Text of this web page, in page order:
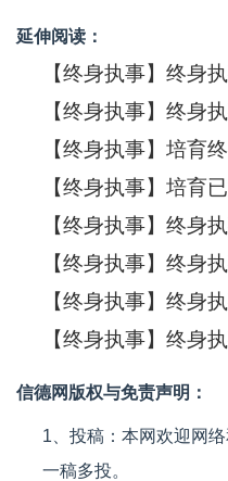
延伸阅读：
【终身执事】培育
【终身执事】培育
【终身执事】终身
信德网版权与免责声明：
1、投稿：本网欢迎网
一稿多投。